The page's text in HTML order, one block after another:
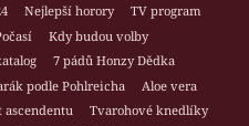
Nejlepší horory
TV program
Kdy budou volby
7 pádů Honzy Dědka
podle Pohlreicha
Aloe vera
ascendentu
Tvarohové knedlíky